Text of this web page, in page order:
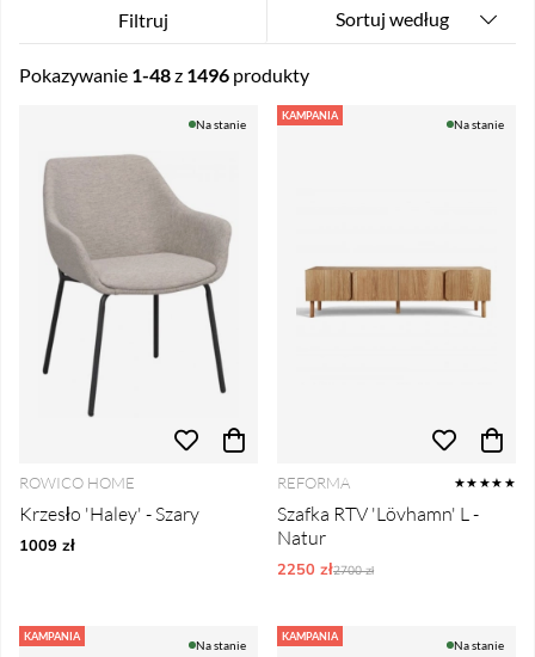
Filtruj Sortuj według
Pokazywanie 1-48z 1496 produkty
Na stanie
ROWICO HOME
Krzesło 'Haley' - Szary
1009 zł
KAMPANIA
Na stanie
REFORMA ★★★★★
Szafka RTV 'Lövhamn' L -
Natur
2250 złOrdynarne ceny:
2700 zł
KAMPANIA
Na stanie
KAMPANIA
Na stanie